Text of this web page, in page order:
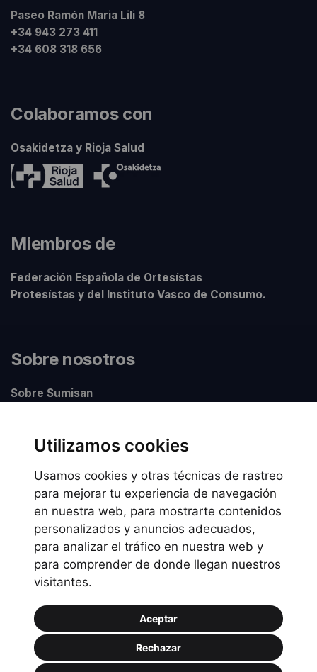
Utilizamos cookies
Usamos cookies y otras técnicas de rastreo
para mejorar tu experiencia de navegación
en nuestra web, para mostrarte contenidos
personalizados y anuncios adecuados,
para analizar el tráfico en nuestra web y
para comprender de donde llegan nuestros
visitantes.
Aceptar
Rechazar
Paseo Ramón Maria Lili 8
+34 943 273 411
+34 608 318 656
Colaboramos con
Osakidetza y Rioja Salud
Miembros de
Federación Española de Ortesístas
Protesístas y del Instituto Vasco de Consumo.
Sobre nosotros
Sobre Sumisan
Información legal
Preguntas frecuentes
Política de Cookies
Política de privacidad
Política de uso